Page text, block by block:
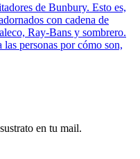
de Bunbury. Esto es,
con cadena de
Ray-Bans y sombrero.
personas por cómo son,
en tu mail.